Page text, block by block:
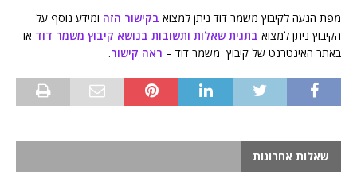
מפת הגעה לקיבוץ משמר דוד ניתן למצוא בקישור הזה ומידע נוסף על
הקיבוץ ניתן למצוא בתגית שאלות ותשובות בנושא קיבוץ משמר דוד או
באתר האינטרנט של קיבוץ משמר דוד – ראה קישור.
שאלות אחרונות